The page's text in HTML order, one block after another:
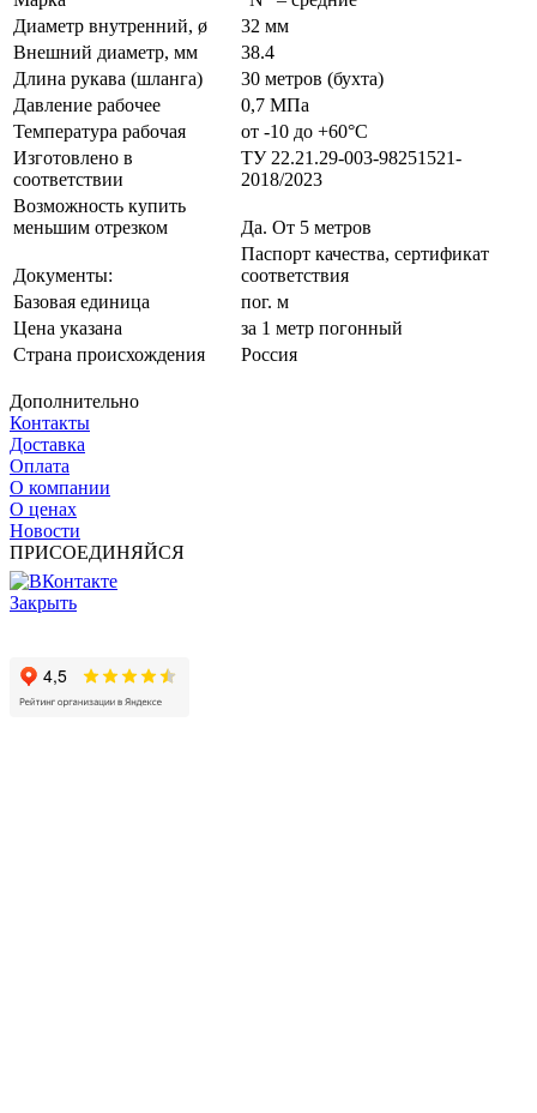
Диаметр внутренний, ø
32 мм
Внешний диаметр, мм
38.4
Длина рукава (шланга)
30 метров (бухта)
Давление рабочее
0,7 МПа
Температура рабочая
от -10 до +60°С
Изготовлено в
соответствии
ТУ 22.21.29-003-98251521-
2018/2023
Возможность купить
меньшим отрезком
Да. От 5 метров
Документы:
Паспорт качества, сертификат
соответствия
Базовая единица
пог. м
Цена указана
за 1 метр погонный
Страна происхождения
Россия
Дополнительно
Контакты
Доставка
Оплата
О компании
О ценах
Новости
ПРИСОЕДИНЯЙСЯ
Закрыть